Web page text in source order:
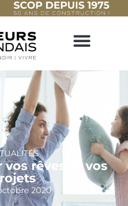
vos rêves et vos
octobre 2020